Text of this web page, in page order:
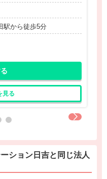
から徒歩5分
見る
ション日吉と同じ法人